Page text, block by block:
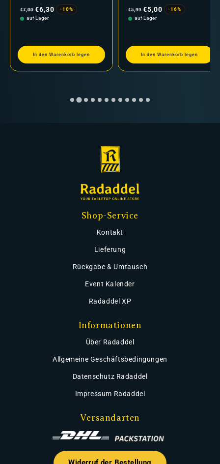
Preis
€7,00 €6,30
-10%
auf Lager
In den Warenkorb legen
Preis
€5,99 €5,00
-16%
auf Lager
In den Warenkorb legen
Shop-Service
Kontakt
Lieferung
Rückgabe & Umtausch
Event Kalender
Radaddel XP
Informationen
Über Radaddel
Allgemeine Geschäftsbedingungen
Datenschutz Radaddel
Impressum Radaddel
Versandarten